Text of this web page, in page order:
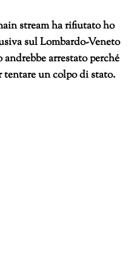
stream ha rifiutato ho
sul Lombardo-Veneto
arrestato perché
un colpo di stato.